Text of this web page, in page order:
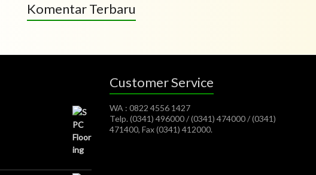
Komentar Terbaru
Customer Service
WA : 0822 4556 1427
Telp. (0341) 496000 / (0341) 474000 / (0341)
471400, Fax (0341) 412000.